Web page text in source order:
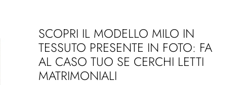
SCOPRI IL MODELLO MILO IN
TESSUTO PRESENTE IN FOTO: FA
AL CASO TUO SE CERCHI LETTI
MATRIMONIALI